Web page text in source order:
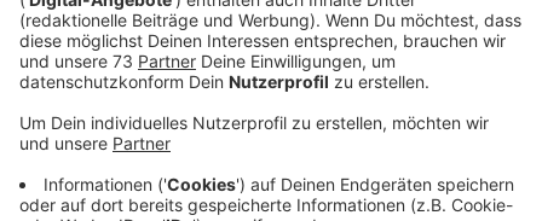
Veröffentlicht:Mittwoch, 08.01.2020 12:20
Anzeige
Microsoft-Masche in Rhede
Anzeige